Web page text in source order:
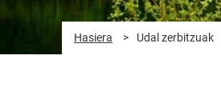
Hasiera > Udal zerbitzuak